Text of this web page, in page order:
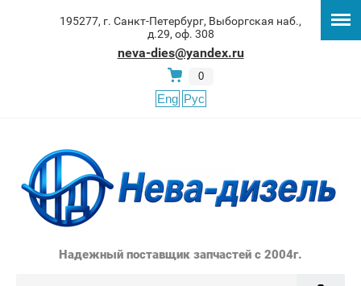
195277, г. Санкт-Петербург, Выборгская наб.,
д.29, оф. 308
neva-dies@yandex.ru
0
Eng Рус
Надежный поставщик запчастей с 2004г.